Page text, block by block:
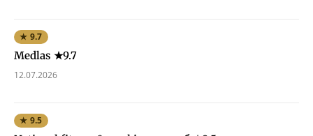
★ 9.7
Medlas ★9.7
12.07.2026
★ 9.5